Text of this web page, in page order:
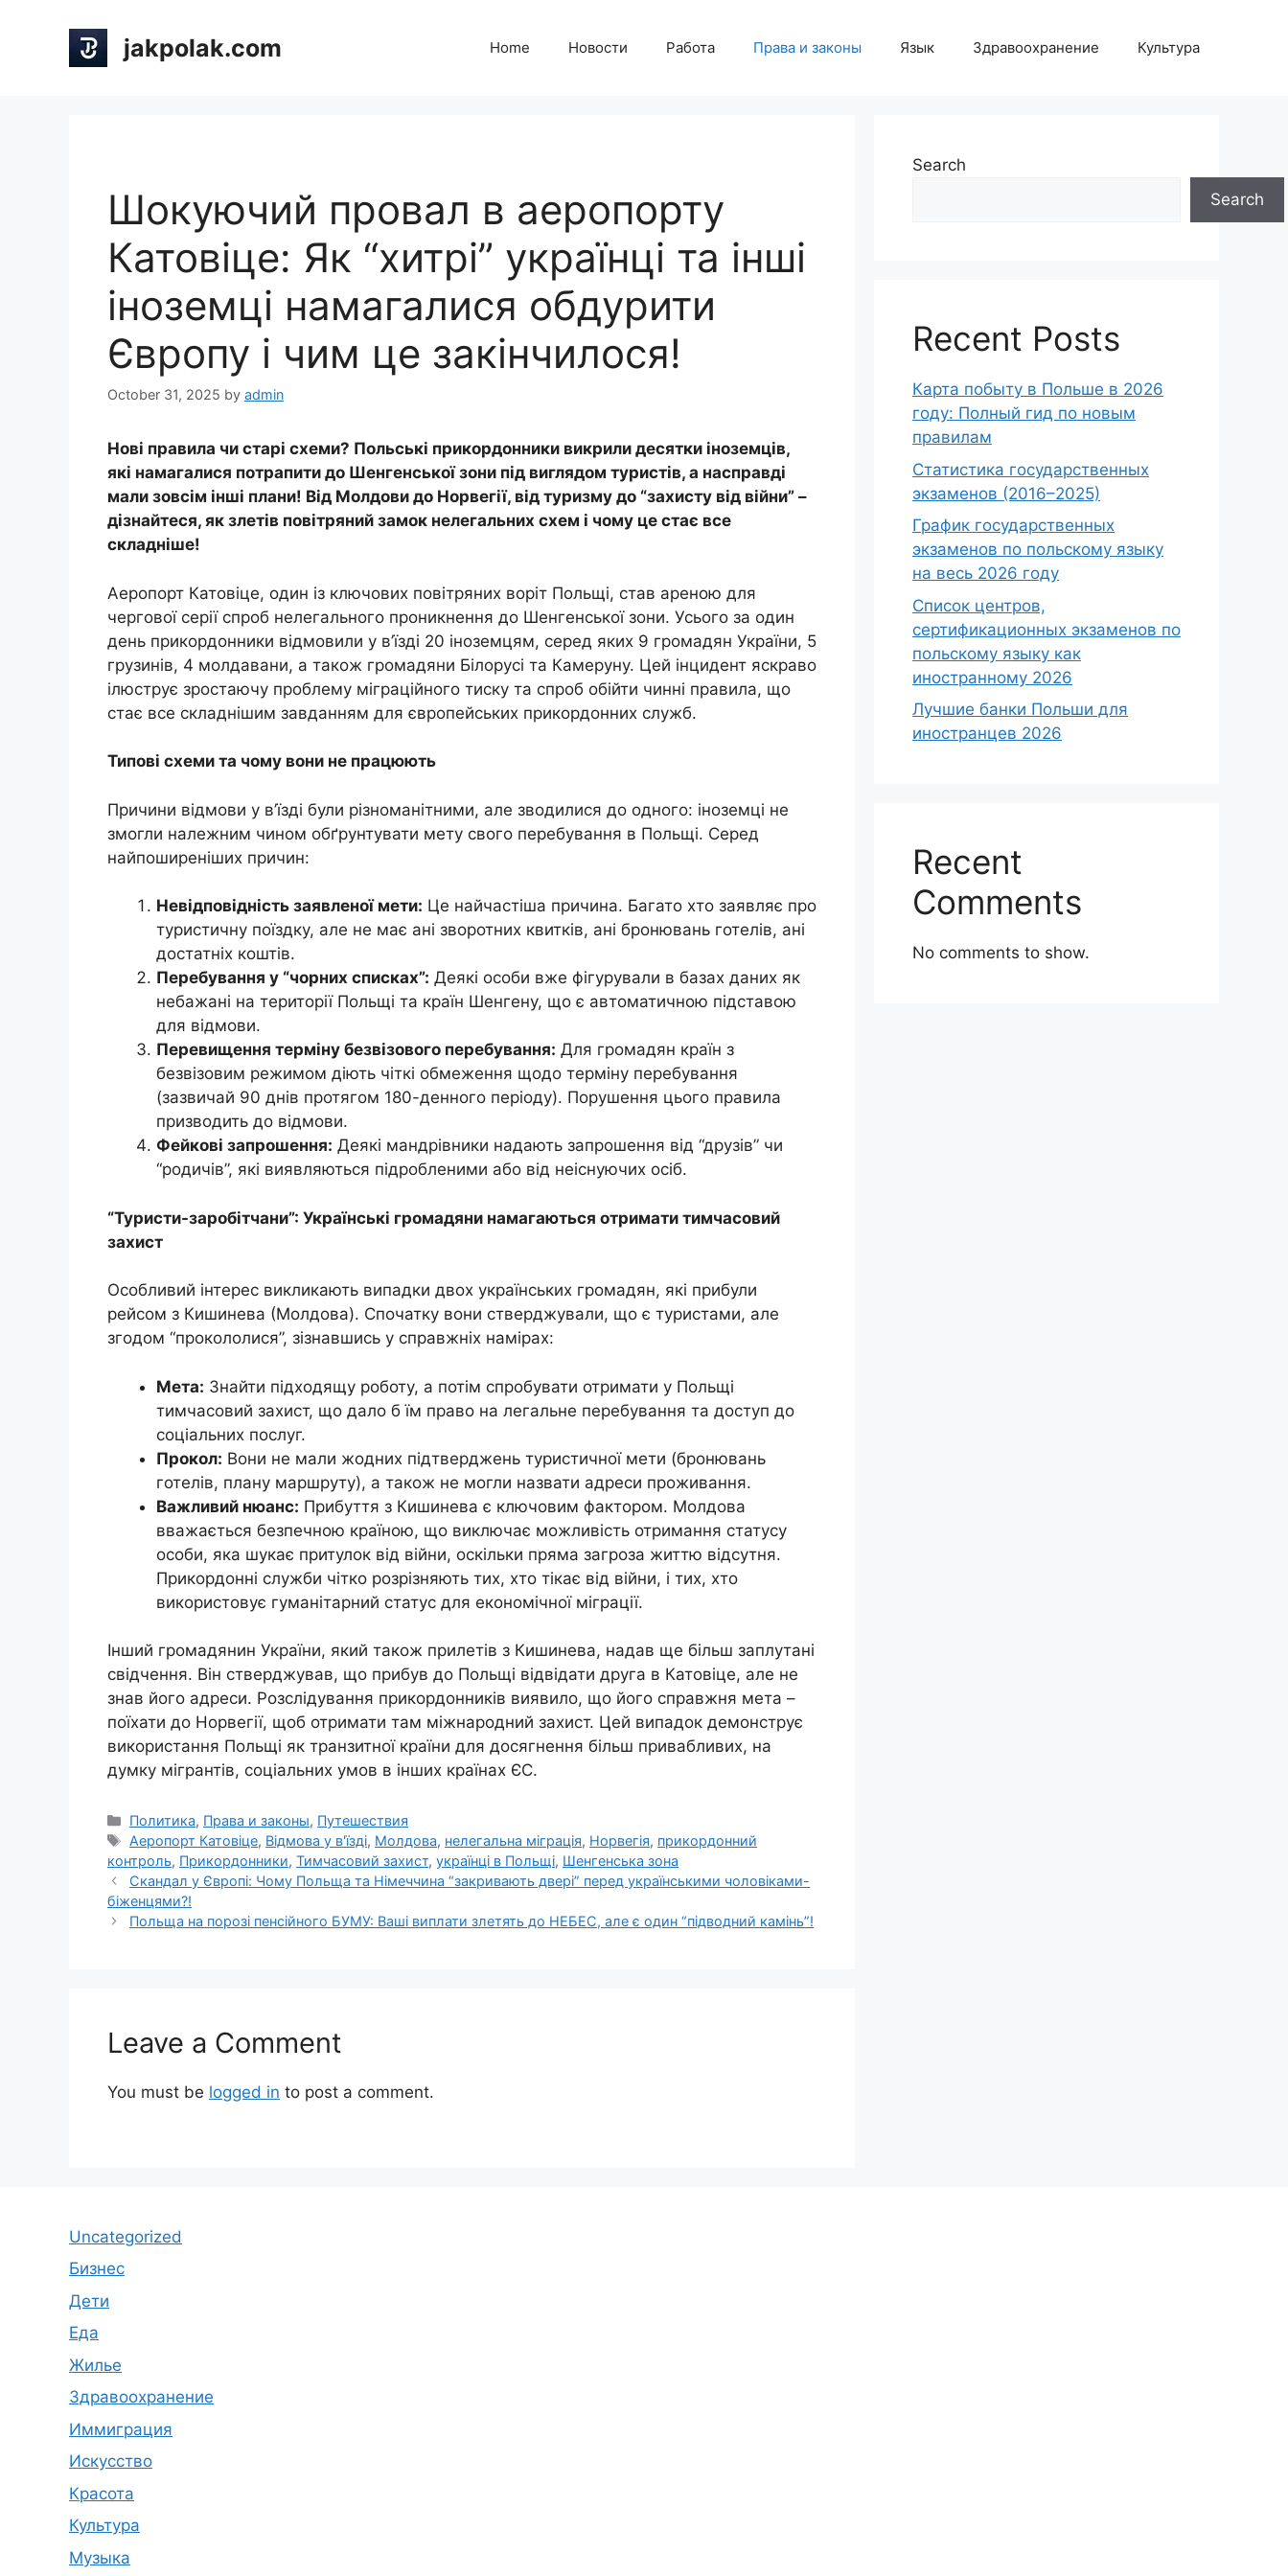
jakpolak.com Home Новости Работа Права и законы Язык Здравоохранение Культура
Шокуючий провал в аеропорту
Катовіце: Як “хитрі” українці та інші
іноземці намагалися обдурити
Європу і чим це закінчилося!
October 31, 2025 by admin
Нові правила чи старі схеми? Польські прикордонники викрили десятки іноземців,
які намагалися потрапити до Шенгенської зони під виглядом туристів, а насправді
мали зовсім інші плани! Від Молдови до Норвегії, від туризму до “захисту від війни” –
дізнайтеся, як злетів повітряний замок нелегальних схем і чому це стає все
складніше!
Аеропорт Катовіце, один із ключових повітряних воріт Польщі, став ареною для
чергової серії спроб нелегального проникнення до Шенгенської зони. Усього за один
день прикордонники відмовили у в’їзді 20 іноземцям, серед яких 9 громадян України, 5
грузинів, 4 молдавани, а також громадяни Білорусі та Камеруну. Цей інцидент яскраво
ілюструє зростаючу проблему міграційного тиску та спроб обійти чинні правила, що
стає все складнішим завданням для європейських прикордонних служб.
Типові схеми та чому вони не працюють
Причини відмови у в’їзді були різноманітними, але зводилися до одного: іноземці не
змогли належним чином обґрунтувати мету свого перебування в Польщі. Серед
найпоширеніших причин:
Невідповідність заявленої мети: Це найчастіша причина. Багато хто заявляє про
туристичну поїздку, але не має ані зворотних квитків, ані бронювань готелів, ані
достатніх коштів.
Перебування у “чорних списках”: Деякі особи вже фігурували в базах даних як
небажані на території Польщі та країн Шенгену, що є автоматичною підставою
для відмови.
Перевищення терміну безвізового перебування: Для громадян країн з
безвізовим режимом діють чіткі обмеження щодо терміну перебування
(зазвичай 90 днів протягом 180-денного періоду). Порушення цього правила
призводить до відмови.
Фейкові запрошення: Деякі мандрівники надають запрошення від “друзів” чи
“родичів”, які виявляються підробленими або від неіснуючих осіб.
“Туристи-заробітчани”: Українські громадяни намагаються отримати тимчасовий
захист
Особливий інтерес викликають випадки двох українських громадян, які прибули
рейсом з Кишинева (Молдова). Спочатку вони стверджували, що є туристами, але
згодом “прокололися”, зізнавшись у справжніх намірах:
Мета: Знайти підходящу роботу, а потім спробувати отримати у Польщі
тимчасовий захист, що дало б їм право на легальне перебування та доступ до
соціальних послуг.
Прокол: Вони не мали жодних підтверджень туристичної мети (бронювань
готелів, плану маршруту), а також не могли назвати адреси проживання.
Важливий нюанс: Прибуття з Кишинева є ключовим фактором. Молдова
вважається безпечною країною, що виключає можливість отримання статусу
особи, яка шукає притулок від війни, оскільки пряма загроза життю відсутня.
Прикордонні служби чітко розрізняють тих, хто тікає від війни, і тих, хто
використовує гуманітарний статус для економічної міграції.
Інший громадянин України, який також прилетів з Кишинева, надав ще більш заплутані
свідчення. Він стверджував, що прибув до Польщі відвідати друга в Катовіце, але не
знав його адреси. Розслідування прикордонників виявило, що його справжня мета –
поїхати до Норвегії, щоб отримати там міжнародний захист. Цей випадок демонструє
використання Польщі як транзитної країни для досягнення більш привабливих, на
думку мігрантів, соціальних умов в інших країнах ЄС.
Categories
Политика, Права и законы, Путешествия
Tags
Аеропорт Катовіце, Відмова у в'їзді, Молдова, нелегальна міграція, Норвегія, прикордонний
контроль, Прикордонники, Тимчасовий захист, українці в Польщі, Шенгенська зона
Скандал у Європі: Чому Польща та Німеччина “закривають двері” перед українськими чоловіками-
біженцями?!
Польща на порозі пенсійного БУМУ: Ваші виплати злетять до НЕБЕС, але є один “підводний камінь”!
Leave a Comment
You must be logged in to post a comment.
Search
Search
Recent Posts
Карта побыту в Польше в 2026
году: Полный гид по новым
правилам
Статистика государственных
экзаменов (2016–2025)
График государственных
экзаменов по польскому языку
на весь 2026 году
Список центров,
сертификационных экзаменов по
польскому языку как
иностранному 2026
Лучшие банки Польши для
иностранцев 2026
Recent
Comments
No comments to show.
Uncategorized
Бизнес
Дети
Еда
Жилье
Здравоохранение
Иммиграция
Искусство
Красота
Культура
Музыка